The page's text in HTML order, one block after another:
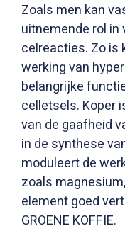
Zoals men kan
uitnemende rol
celreacties. Zo is
werking van
belangrijke
celletsels. Koper
van de gaafheid
in de synthese
moduleert de
zoals
element goed
GROENE KOFFIE.